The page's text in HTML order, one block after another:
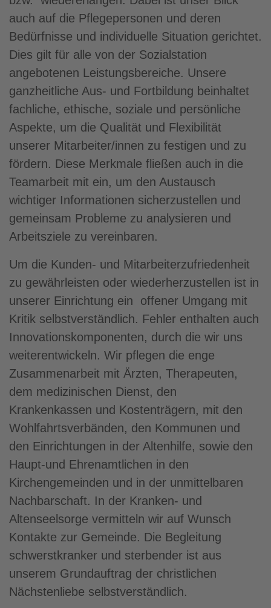
auch auf die Pflegepersonen und deren
Bedürfnisse und individuelle Situation gerichtet.
Dies gilt für alle von der Sozialstation
angebotenen Leistungsbereiche. Unsere
ganzheitliche Aus- und Fortbildung beinhaltet
fachliche, ethische, soziale und persönliche
Aspekte, um die Qualität und Flexibilität
unserer Mitarbeiter/innen zu festigen und zu
fördern. Diese Merkmale fließen auch in die
Teamarbeit mit ein, um den Austausch
wichtiger Informationen sicherzustellen und
gemeinsam Probleme zu analysieren und
Arbeitsziele zu vereinbaren.
Um die Kunden- und Mitarbeiterzufriedenheit
zu gewährleisten oder wiederherzustellen ist in
unserer Einrichtung ein offener Umgang mit
Kritik selbstverständlich. Fehler enthalten auch
Innovationskomponenten, durch die wir uns
weiterentwickeln. Wir pflegen die enge
Zusammenarbeit mit Ärzten, Therapeuten,
dem medizinischen Dienst, den
Krankenkassen und Kostenträgern, mit den
Wohlfahrtsverbänden, den Kommunen und
den Einrichtungen in der Altenhilfe, sowie den
Haupt-und Ehrenamtlichen in den
Kirchengemeinden und in der unmittelbaren
Nachbarschaft. In der Kranken- und
Altenseelsorge vermitteln wir auf Wunsch
Kontakte zur Gemeinde. Die Begleitung
schwerstkranker und sterbender ist aus
unserem Grundauftrag der christlichen
Nächstenliebe selbstverständlich.